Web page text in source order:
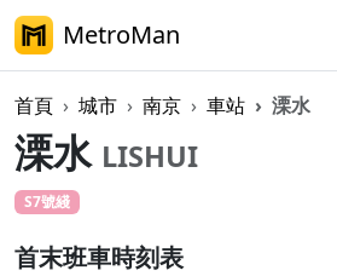
MetroMan
首頁 城市 南京 車站 溧水
溧水 LISHUI
S7號綫
首末班車時刻表